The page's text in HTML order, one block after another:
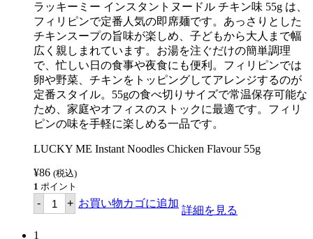
ビ
ー
フ
フ
レ
ー
バ
ー
55g
【LUCKY
ME】
個
ラッキーミー インスタントヌードル チキン味 55g は、
フィリピンで定番人気の即席麺です。あっさりとした
チキンスープの旨味が楽しめ、子どもから大人まで幅
広く親しまれています。お湯を注ぐだけの簡単調理
で、忙しい日の食事や夜食にも便利。フィリピンでは
卵や野菜、チキンをトッピングしてアレンジするのが
定番スタイル。55gの食べ切りサイズで常温保存可能な
ため、家庭やオフィスのストックに最適です。フィリ
ピンの味を手軽に楽しめる一品です。
LUCKY ME Instant Noodles Chicken Flavour 55g
¥86 (税込)
1 ポイント
- ラ
ッ
+ お買い物カゴに追加
詳細を見る
1